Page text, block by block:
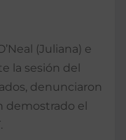
(Juliana) e
la sesión del
denunciaron
demostrado el